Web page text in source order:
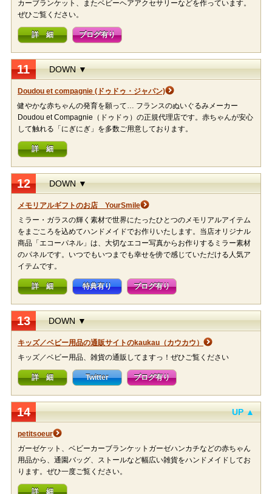
カーブランケット、またベビーヘアアクセサリーなどを作っています。
ぜひご覧ください。
詳 細 ブログ有り
11 DOWN ▼
Doudou et compagnie (ドゥドゥ・ジャパン)
健やかな赤ちゃんの発育を願って… フランスのぬいぐるみメーカー
Doudou et Compagnie（ドゥドゥ）の正規代理店です。赤ちゃんが安心
して触れる「にぎにぎ」を多数ご用意しております。
詳 細
12 DOWN ▼
メモリアルギフトのお店 YourSmile
ミラー・ガラスの輝く素材で世界にたったひとつのメモリアルアイテム
をまごころを込めてハンドメイドでお作りいたします。当店オリジナル
商品「エコーパネル」は、大切なエコー写真からお作りするミラー素材
のパネルです。いつでもいつまでも幸せを傍で感じていただける人気ア
イテムです。
詳 細 特典有り ブログ有り
13 DOWN ▼
キッズ／ベビー用品の通販サイトのkaukau（カウカウ）
キッズ／ベビー用品、雑貨の通販してますっ！ぜひご覧ください
詳 細 Twitter ブログ有り
14 UP ▲
petitsoeur
ガーゼケット、ベビーカーブランケットガーゼハンカチなどの赤ちゃん
用品から、通園バッグ、ストールなど幅広い雑貨をハンドメイドしてお
ります。ぜひ一度ご覧ください。
詳 細